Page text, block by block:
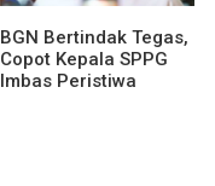
BGN Bertindak Tegas,
Copot Kepala SPPG
Imbas Peristiwa